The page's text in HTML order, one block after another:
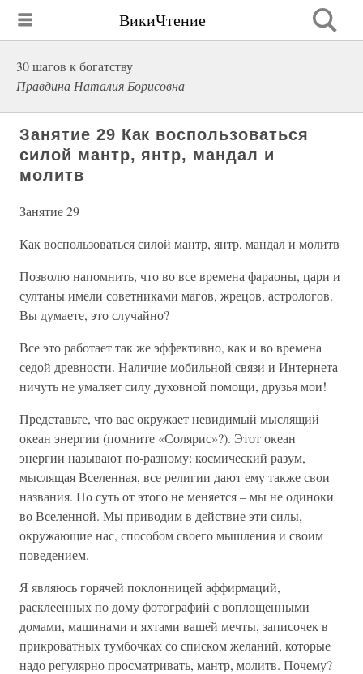
ВикиЧтение
30 шагов к богатству
Правдина Наталия Борисовна
Занятие 29 Как воспользоваться
силой мантр, янтр, мандал и
молитв
Занятие 29
Как воспользоваться силой мантр, янтр, мандал и молитв
Позволю напомнить, что во все времена фараоны, цари и
султаны имели советниками магов, жрецов, астрологов.
Вы думаете, это случайно?
Все это работает так же эффективно, как и во времена
седой древности. Наличие мобильной связи и Интернета
ничуть не умаляет силу духовной помощи, друзья мои!
Представьте, что вас окружает невидимый мыслящий
океан энергии (помните «Солярис»?). Этот океан
энергии называют по-разному: космический разум,
мыслящая Вселенная, все религии дают ему также свои
названия. Но суть от этого не меняется – мы не одиноки
во Вселенной. Мы приводим в действие эти силы,
окружающие нас, способом своего мышления и своим
поведением.
Я являюсь горячей поклонницей аффирмаций,
расклеенных по дому фотографий с воплощенными
домами, машинами и яхтами вашей мечты, записочек в
прикроватных тумбочках со списком желаний, которые
надо регулярно просматривать, мантр, молитв. Почему?